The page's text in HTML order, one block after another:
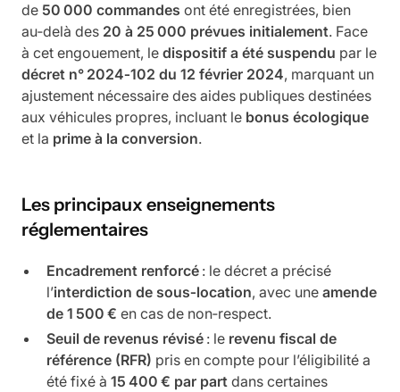
de 50 000 commandes ont été enregistrées, bien
au‑delà des 20 à 25 000 prévues initialement. Face
à cet engouement, le dispositif a été suspendu par le
décret n° 2024‑102 du 12 février 2024, marquant un
ajustement nécessaire des aides publiques destinées
aux véhicules propres, incluant le bonus écologique
et la prime à la conversion.
Les principaux enseignements
réglementaires
Encadrement renforcé : le décret a précisé
l’interdiction de sous‑location, avec une amende
de 1 500 € en cas de non‑respect.
Seuil de revenus révisé : le revenu fiscal de
référence (RFR) pris en compte pour l’éligibilité a
été fixé à 15 400 € par part dans certaines